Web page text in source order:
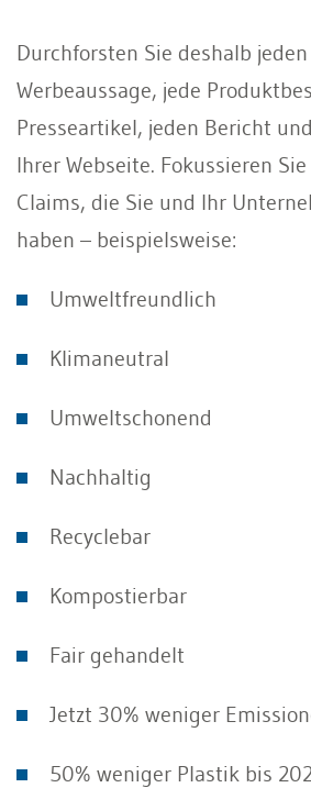
Durchforsten Sie deshalb
Werbeaussage, jede
Presseartikel, jeden Bericht
Ihrer Webseite. Fokussieren
Claims, die Sie und Ihr
haben – beispielsweise:
Umweltfreundlich
Klimaneutral
Umweltschonend
Nachhaltig
Recyclebar
Kompostierbar
Fair gehandelt
Jetzt 30% weniger
50% weniger Plastik bis